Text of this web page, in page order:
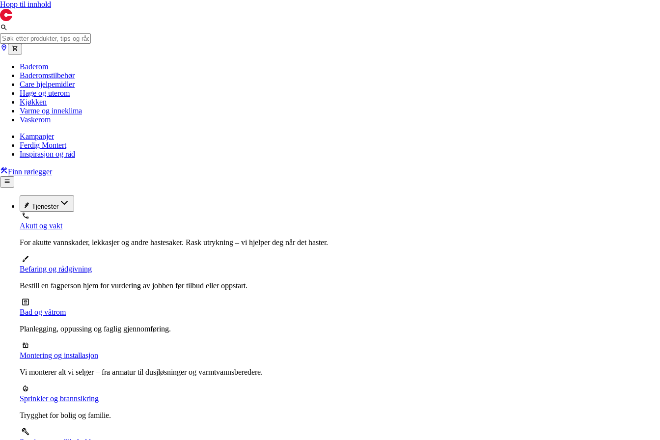
Hopp til innhold
Baderom
Baderomstilbehør
Care hjelpemidler
Hage og uterom
Kjøkken
Varme og inneklima
Vaskerom
Kampanjer
Ferdig Montert
Inspirasjon og råd
Finn rørlegger
Tjenester
Akutt og vakt
For akutte vannskader, lekkasjer og andre hastesaker. Rask utrykning – vi hjelper deg når det haster.
Befaring og rådgivning
Bestill en fagperson hjem for vurdering av jobben før tilbud eller oppstart.
Bad og våtrom
Planlegging, oppussing og faglig gjennomføring.
Montering og installasjon
Vi monterer alt vi selger – fra armatur til dusjløsninger og varmtvannsberedere.
Sprinkler og brannsikring
Trygghet for bolig og familie.